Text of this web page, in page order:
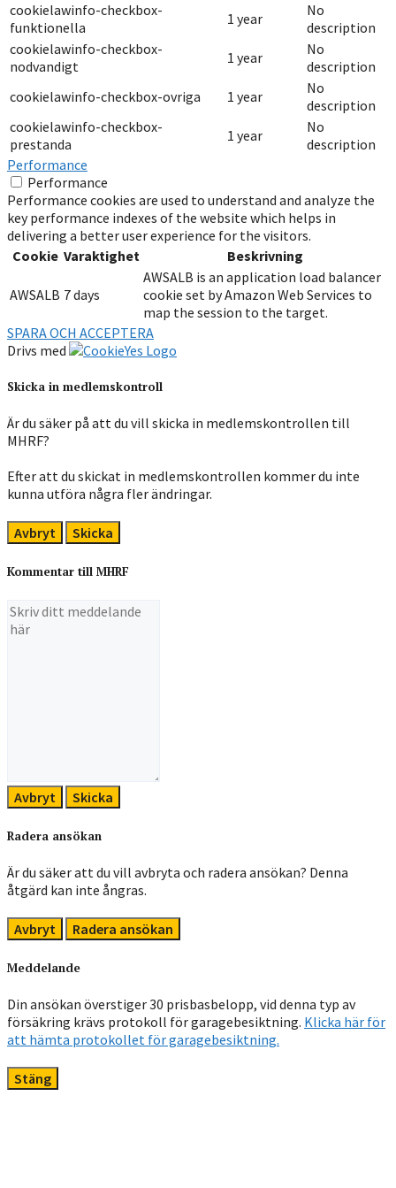
cookielawinfo-checkbox-
funktionella
1 year
No
description
cookielawinfo-checkbox-
nodvandigt
1 year
No
description
cookielawinfo-checkbox-ovriga
1 year
No
description
cookielawinfo-checkbox-
prestanda
1 year
No
description
Performance
Performance
Performance cookies are used to understand and analyze the
key performance indexes of the website which helps in
delivering a better user experience for the visitors.
Cookie Varaktighet Beskrivning
AWSALB 7 days
AWSALB is an application load balancer
cookie set by Amazon Web Services to
map the session to the target.
SPARA OCH ACCEPTERA
Drivs med
Skicka in medlemskontroll
Är du säker på att du vill skicka in medlemskontrollen till
MHRF?
Efter att du skickat in medlemskontrollen kommer du inte
kunna utföra några fler ändringar.
Avbryt Skicka
Kommentar till MHRF
Avbryt Skicka
Radera ansökan
Är du säker att du vill avbryta och radera ansökan? Denna
åtgärd kan inte ångras.
Avbryt Radera ansökan
Meddelande
Din ansökan överstiger 30 prisbasbelopp, vid denna typ av
försäkring krävs protokoll för garagebesiktning. Klicka här för
att hämta protokollet för garagebesiktning.
Stäng